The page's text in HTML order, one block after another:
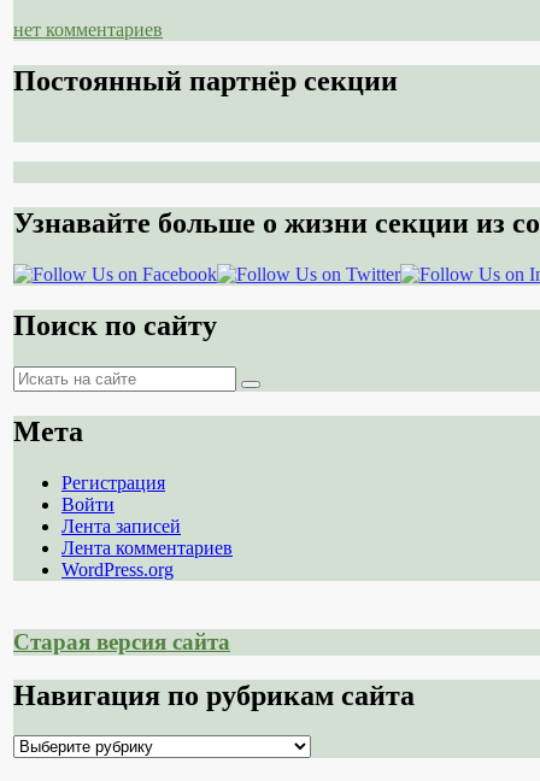
нет комментариев
Постоянный партнёр секции
Узнавайте больше о жизни секции из
Поиск по сайту
Поиск
Поиск
Мета
Регистрация
Войти
Лента записей
Лента комментариев
WordPress.org
Старая версия сайта
Навигация по рубрикам сайта
Навигация